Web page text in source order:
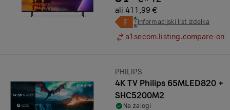
ali 411,99 €
Informacijski list izdelka
a1secom.listing.compare-on
Znamka:
PHILIPS
4K TV Philips 65MLED820 +
SHC5200M2
Na zalogi